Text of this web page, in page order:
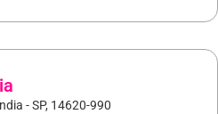
- SP, 14620-990